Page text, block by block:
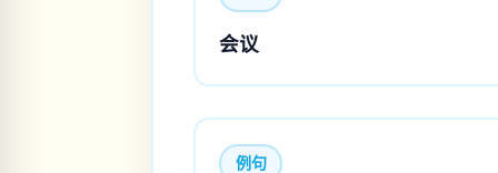
会议
例句